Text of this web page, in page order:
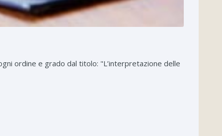
ordine e grado dal titolo: "L’interpretazione delle